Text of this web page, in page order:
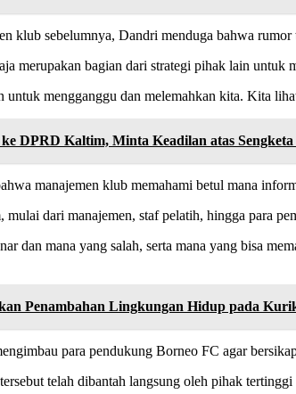
klub sebelumnya, Dandri menduga bahwa
merupakan bagian dari strategi pihak lain untuk
mengganggu dan melemahkan kita. Kita
DPRD Kaltim, Minta Keadilan atas
manajemen klub memahami betul mana
mulai dari manajemen, staf pelatih, hingga para
dan mana yang salah, serta mana yang bisa
Penambahan Lingkungan Hidup pada
para pendukung Borneo FC agar
telah dibantah langsung oleh pihak